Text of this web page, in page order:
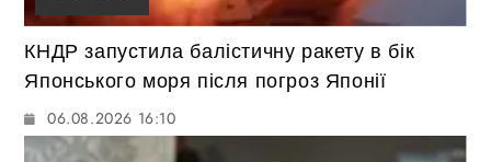
КНДР запустила балістичну ракету в бік
Японського моря після погроз Японії
06.08.2026 16:10